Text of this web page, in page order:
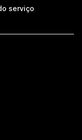
serviço